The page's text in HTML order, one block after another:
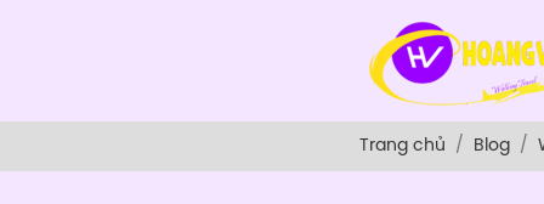
Trang chủ Blog